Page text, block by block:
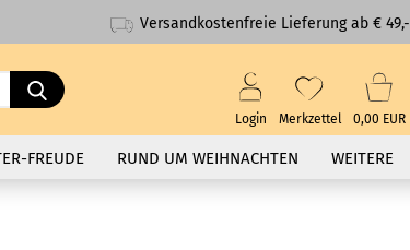
Versandkostenfreie Lieferung ab €
Suche...
Login Merkzettel 0,00 EUR
FREUDE RUND UM WEIHNACHTEN WEITERE